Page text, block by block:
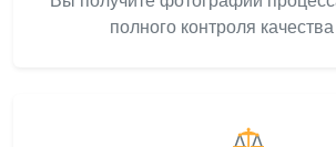
полного контроля качества